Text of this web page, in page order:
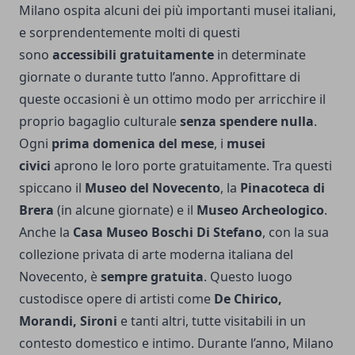
Milano ospita alcuni dei più importanti musei italiani,
e sorprendentemente molti di questi
sono accessibili gratuitamente in determinate
giornate o durante tutto l’anno. Approfittare di
queste occasioni è un ottimo modo per arricchire il
proprio bagaglio culturalesenza spendere nulla.
Ogni prima domenica del mese, i musei
civici aprono le loro porte gratuitamente. Tra questi
spiccano il Museo del Novecento, la Pinacoteca di
Brera (in alcune giornate) e il Museo Archeologico.
Anche la Casa Museo Boschi Di Stefano, con la sua
collezione privata di arte moderna italiana del
Novecento, èsempre gratuita. Questo luogo
custodisce opere di artisti come De Chirico,
Morandi, Sironi e tanti altri, tutte visitabili in un
contesto domestico e intimo. Durante l’anno, Milano